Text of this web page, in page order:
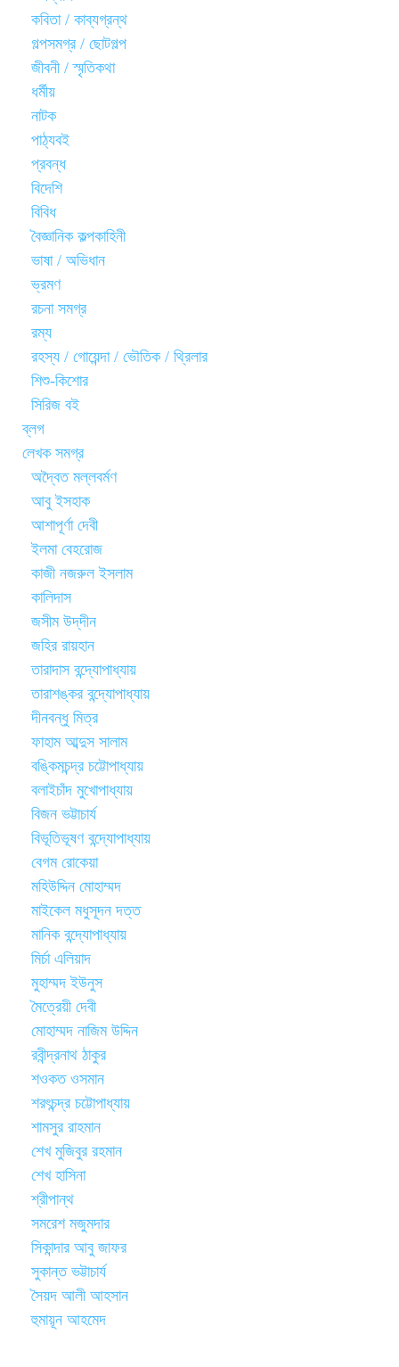
কবিতা / কাব্যগ্রন্থ
গল্পসমগ্র / ছোটগল্প
জীবনী / স্মৃতিকথা
ধর্মীয়
নাটক
পাঠ্যবই
প্রবন্ধ
বিদেশি
বিবিধ
বৈজ্ঞানিক কল্পকাহিনী
ভাষা / অভিধান
ভ্রমণ
রচনা সমগ্র
রম্য
রহস্য / গোয়েন্দা / ভৌতিক / থ্রিলার
শিশু-কিশোর
সিরিজ বই
ব্লগ
লেখক সমগ্র
অদ্বৈত মল্লবর্মণ
আবু ইসহাক
আশাপূর্ণা দেবী
ইলমা বেহরোজ
কাজী নজরুল ইসলাম
কালিদাস
জসীম উদ্‌দীন
জহির রায়হান
তারাদাস বন্দ্যোপাধ্যায়
তারাশঙ্কর বন্দ্যোপাধ্যায়
দীনবন্ধু মিত্র
ফাহাম আব্দুস সালাম
বঙ্কিমচন্দ্র চট্টোপাধ্যায়
বলাইচাঁদ মুখোপাধ্যায়
বিজন ভট্টাচার্য
বিভূতিভূষণ বন্দ্যোপাধ্যায়
বেগম রোকেয়া
মহিউদ্দিন মোহাম্মদ
মাইকেল মধুসূদন দত্ত
মানিক বন্দ্যোপাধ্যায়
মির্চা এলিয়াদ
মুহাম্মদ ইউনুস
মৈত্রেয়ী দেবী
মোহাম্মদ নাজিম উদ্দিন
রবীন্দ্রনাথ ঠাকুর
শওকত ওসমান
শরৎচন্দ্র চট্টোপাধ্যায়
শামসুর রাহমান
শেখ মুজিবুর রহমান
শেখ হাসিনা
শ্রীপান্থ
সমরেশ মজুমদার
সিকান্দার আবু জাফর
সুকান্ত ভট্টাচার্য
সৈয়দ আলী আহসান
হুমায়ূন আহমেদ